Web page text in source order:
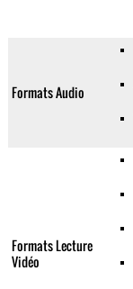
Formats Audio
Formats Lecture
Vidéo